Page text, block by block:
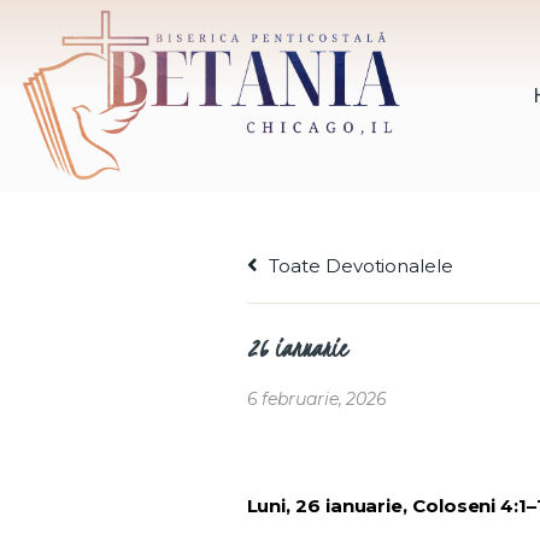
Toate Devotionalele
26 ianuarie
6 februarie, 2026
Luni, 26 ianuarie, Coloseni